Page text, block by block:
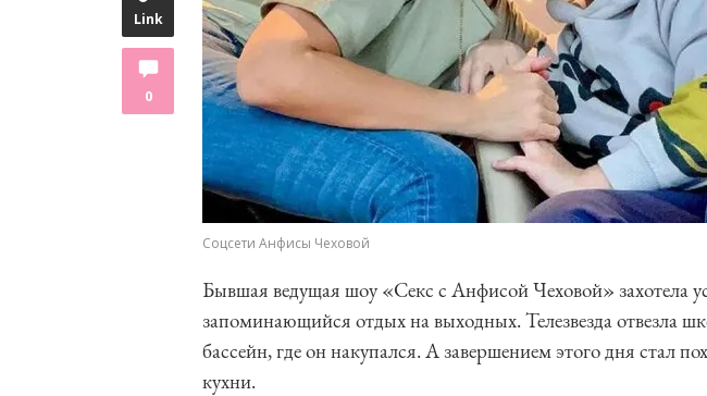
Link
0
Соцсети Анфисы Чеховой
Бывшая ведущая шоу «Секс с Анфисой Чеховой» захотела
запоминающийся отдых на выходных. Телезвезда отвезла
бассейн, где он накупался. А завершением этого дня стал
кухни.